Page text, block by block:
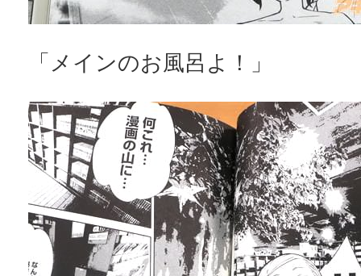
「メインのお風呂よ！」